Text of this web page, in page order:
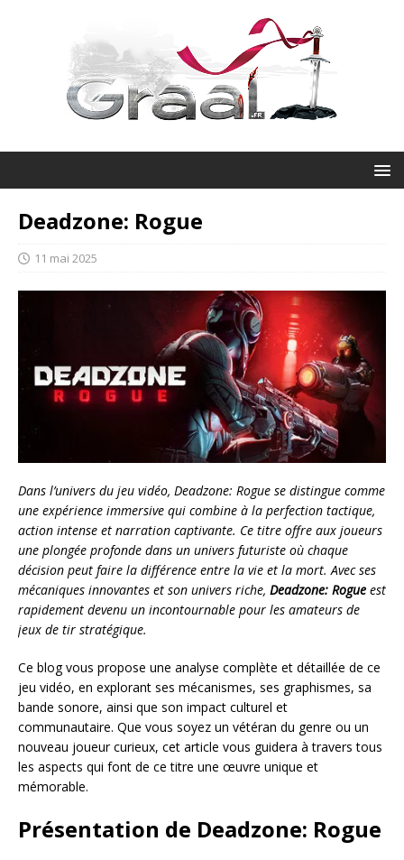
Deadzone: Rogue
11 mai 2025
Dans l’univers du jeu vidéo, Deadzone: Rogue se distingue comme
une expérience immersive qui combine à la perfection tactique,
action intense et narration captivante. Ce titre offre aux joueurs
une plongée profonde dans un univers futuriste où chaque
décision peut faire la différence entre la vie et la mort. Avec ses
mécaniques innovantes et son univers riche, Deadzone: Rogue est
rapidement devenu un incontournable pour les amateurs de
jeux de tir stratégique.
Ce blog vous propose une analyse complète et détaillée de ce
jeu vidéo, en explorant ses mécanismes, ses graphismes, sa
bande sonore, ainsi que son impact culturel et
communautaire. Que vous soyez un vétéran du genre ou un
nouveau joueur curieux, cet article vous guidera à travers tous
les aspects qui font de ce titre une œuvre unique et
mémorable.
Présentation de Deadzone: Rogue